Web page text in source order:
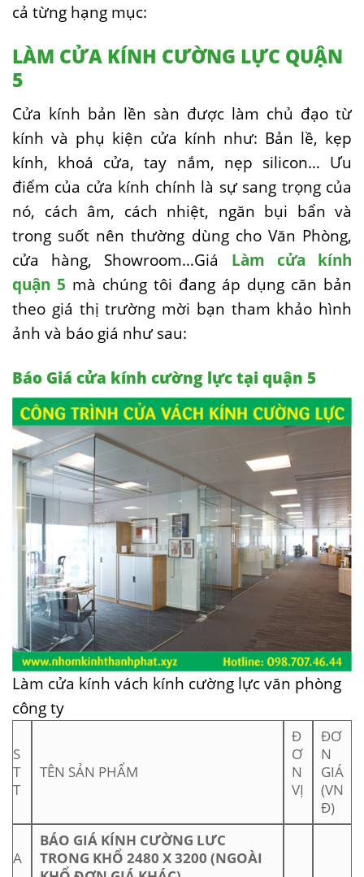
cả từng hạng mục:
LÀM CỬA KÍNH CƯỜNG LỰC QUẬN
5
Cửa kính bản lền sàn được làm chủ đạo từ
kính và phụ kiện cửa kính như: Bản lề, kẹp
kính, khoá cửa, tay nắm, nẹp silicon… Ưu
điểm của cửa kính chính là sự sang trọng của
nó, cách âm, cách nhiệt, ngăn bụi bẩn và
trong suốt nên thường dùng cho Văn Phòng,
cửa hàng, Showroom…Giá Làm cửa kính
quận 5 mà chúng tôi đang áp dụng căn bản
theo giá thị trường mời bạn tham khảo hình
ảnh và báo giá như sau:
Báo Giá cửa kính cường lực tại quận 5
Làm cửa kính vách kính cường lực văn phòng
công ty
S
T
T
TÊN SẢN PHẨM
Đ
Ơ
N
VỊ
ĐƠ
N
GIÁ
(VN
Đ)
A
BÁO GIÁ KÍNH CƯỜNG LƯC
TRONG KHỔ 2480 X 3200 (NGOÀI